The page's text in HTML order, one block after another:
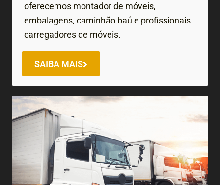
oferecemos montador de móveis,
embalagens, caminhão baú e profissionais
carregadores de móveis.
SAIBA MAIS